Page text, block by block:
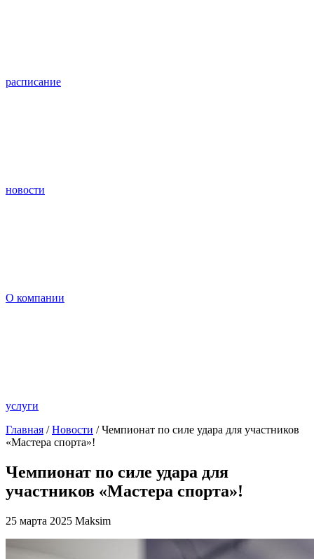
расписание
новости
О компании
услуги
Главная /Новости / Чемпионат по силе удара для участников
«Мастера спорта»!
Чемпионат по силе удара для
участников «Мастера спорта»!
25 марта 2025 Maksim